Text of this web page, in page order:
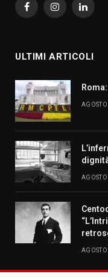
FacebookInstagram
ULTIMI ARTICOLI